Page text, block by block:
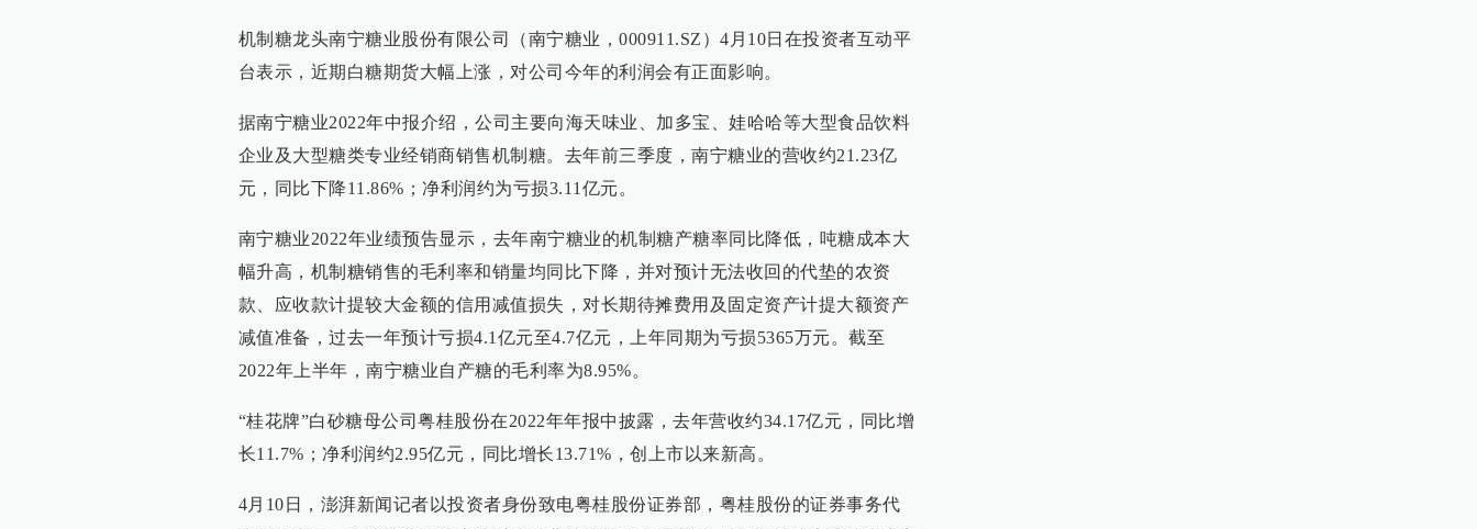
机制糖龙头南宁糖业股份有限公司（南宁糖业，000911.SZ）4月10日在投资者互动平
台表示，近期白糖期货大幅上涨，对公司今年的利润会有正面影响。
据南宁糖业2022年中报介绍，公司主要向海天味业、加多宝、娃哈哈等大型食品饮料
企业及大型糖类专业经销商销售机制糖。去年前三季度，南宁糖业的营收约21.23亿
元，同比下降11.86%；净利润约为亏损3.11亿元。
南宁糖业2022年业绩预告显示，去年南宁糖业的机制糖产糖率同比降低，吨糖成本大
幅升高，机制糖销售的毛利率和销量均同比下降，并对预计无法收回的代垫的农资
款、应收款计提较大金额的信用减值损失，对长期待摊费用及固定资产计提大额资产
减值准备，过去一年预计亏损4.1亿元至4.7亿元，上年同期为亏损5365万元。截至
2022年上半年，南宁糖业自产糖的毛利率为8.95%。
“桂花牌”白砂糖母公司粤桂股份在2022年年报中披露，去年营收约34.17亿元，同比增
长11.7%；净利润约2.95亿元，同比增长13.71%，创上市以来新高。
4月10日，澎湃新闻记者以投资者身份致电粤桂股份证券部，粤桂股份的证券事务代